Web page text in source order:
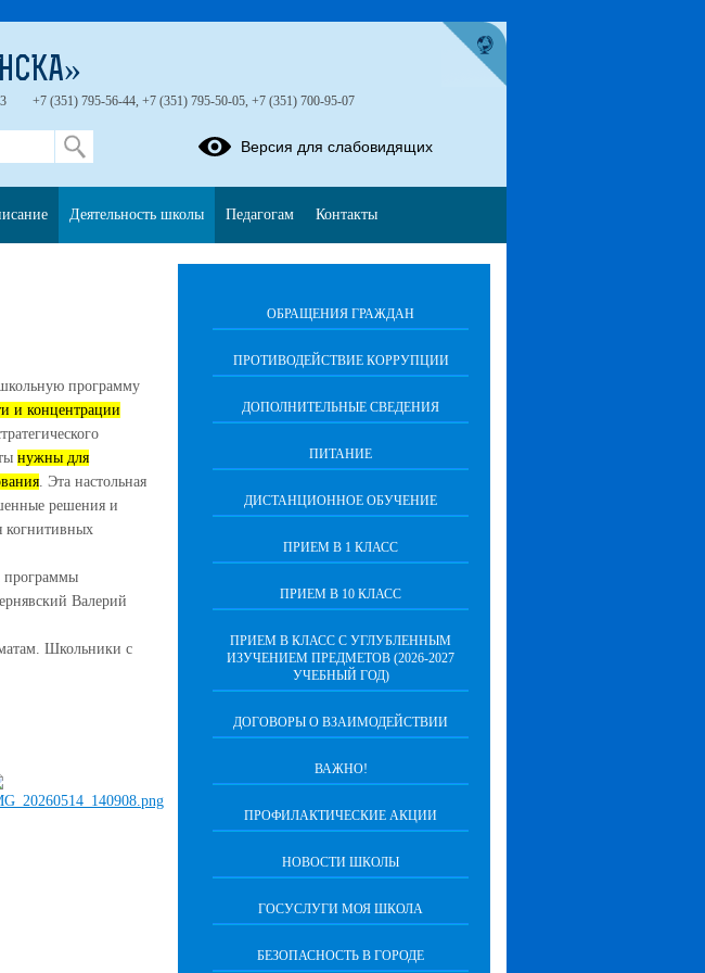
программу
и концентрации
нужны для
. Эта настольная
решения и
когнитивных
программы
Валерий
Школьники с
ОБРАЩЕНИЯ ГРАЖДАН
ПРОТИВОДЕЙСТВИЕ КОРРУПЦИИ
ДОПОЛНИТЕЛЬНЫЕ СВЕДЕНИЯ
ПИТАНИЕ
ДИСТАНЦИОННОЕ ОБУЧЕНИЕ
ПРИЕМ В 1 КЛАСС
ПРИЕМ В 10 КЛАСС
ПРИЕМ В КЛАСС С УГЛУБЛЕННЫМ
ИЗУЧЕНИЕМ ПРЕДМЕТОВ (2026-2027
УЧЕБНЫЙ ГОД)
ДОГОВОРЫ О ВЗАИМОДЕЙСТВИИ
ВАЖНО!
ПРОФИЛАКТИЧЕСКИЕ АКЦИИ
НОВОСТИ ШКОЛЫ
ГОСУСЛУГИ МОЯ ШКОЛА
БЕЗОПАСНОСТЬ В ГОРОДЕ
+7 (351) 795-56-44, +7 (351) 795-50-05, +7 (351) 700-95-07
Версия для слабовидящих
Деятельность школы Педагогам Контакты